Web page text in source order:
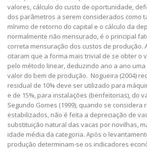
valores, cálculo do custo de oportunidade,
dos parâmetros a serem considerados como
mínimo de retorno do capital e o cálculo da
normalmente não mensurado, é o principal
correta mensuração dos custos de produção.
citaram que a forma mais trivial de se obter o
pelo método linear, deduzindo ano a ano
valor do bem de produção. Nogueira (2004)
residual de 10% deve ser utilizado para
e de 15%, para instalações (benfeitorias), do
Segundo Gomes (1999), quando se considera
estabilizados, não é feita a depreciação de
substituição natural das vacas por novilhas,
idade média da categoria. Após o
produção determinam-se os indicadores